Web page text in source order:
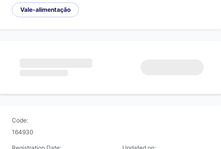
Vale-alimentação
Code:
164930